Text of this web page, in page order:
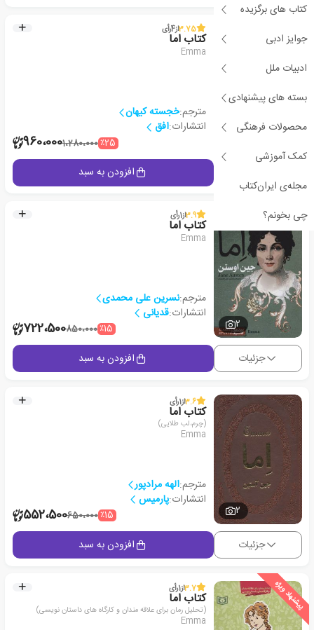
کتاب های برگزیده
جوایز ادبی
ادبیات ملل
بسته های پیشنهادی
محصولات فرهنگی
کمک آموزشی
مجله‌ی ایران‌کتاب
چی بخونم؟
پیشنهاد ویژه
2
3.75از4رأی
کتاب اما
Emma
مترجم:خجسته کیهان
انتشارات:افق
٪251،280،000960،000
افزودن به سبد
2
3.9از1رأی
کتاب اما
Emma
مترجم:نسرین علی محمدی
انتشارات:قدیانی
٪15850،000722،500
جزئیات افزودن به سبد
2
3.6از1رأی
کتاب اما
(چرم،لب طلایی)
Emma
مترجم:الهه مرادپور
انتشارات:پارمیس
٪15650،000552،500
جزئیات افزودن به سبد
پیشنهاد ویژه 3.7از1رأی
کتاب اما
(تحلیل رمان برای علاقه مندان و کارگاه های داستان نویسی)
Emma